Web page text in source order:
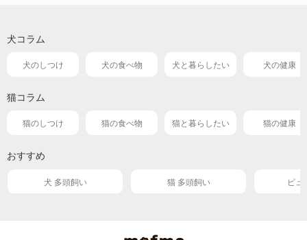
犬コラム
犬のしつけ 犬の食べ物 犬と暮らしたい 犬の健康
猫コラム
猫のしつけ 猫の食べ物 猫と暮らしたい 猫の健康
おすすめ
犬 多頭飼い 猫 多頭飼い ピュ